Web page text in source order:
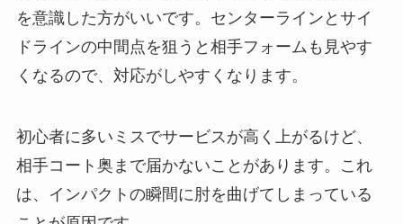
を意識した方がいいです。センターラインとサイ
ドラインの中間点を狙うと相手フォームも見やす
くなるので、対応がしやすくなります。
初心者に多いミスでサービスが高く上がるけど、
相手コート奥まで届かないことがあります。これ
は、インパクトの瞬間に肘を曲げてしまっている